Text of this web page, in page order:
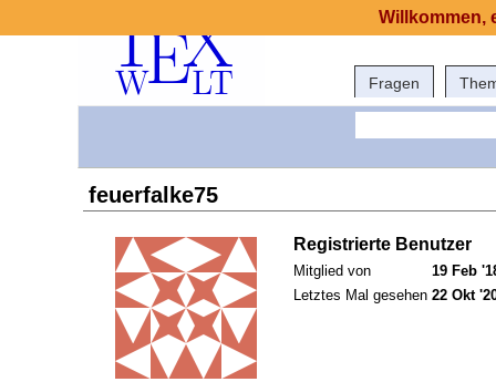
Fragen
feuerfalke75
Registrierte Benutzer
Mitglied von
19 Feb
Letztes Mal gesehen 22 Okt
Willkommen,